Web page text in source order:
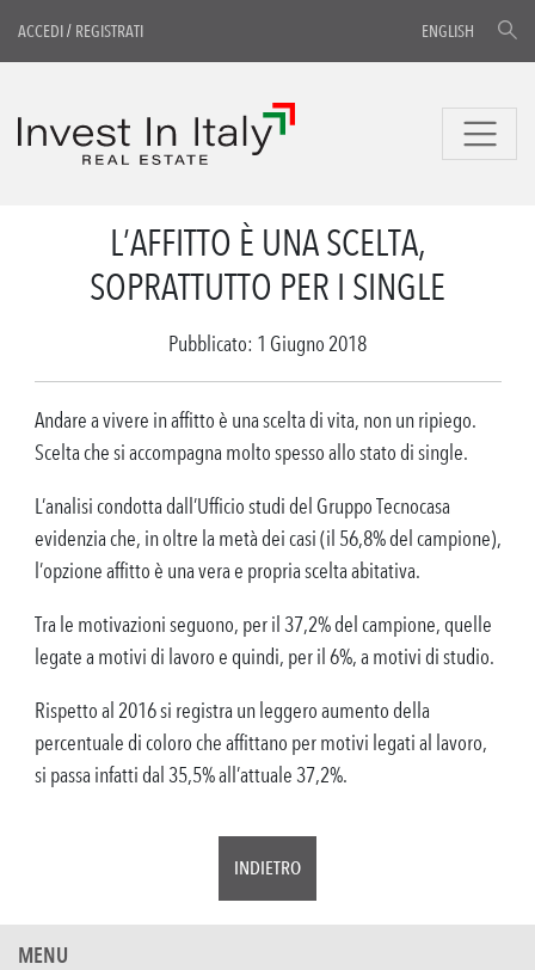
ACCEDI/ REGISTRATI ENGLISH
L’AFFITTO È UNA SCELTA,
SOPRATTUTTO PER I SINGLE
Pubblicato: 1 Giugno 2018
Andare a vivere in affitto è una scelta di vita, non un ripiego.
Scelta che si accompagna molto spesso allo stato di single.
L’analisi condotta dall’Ufficio studi del Gruppo Tecnocasa
evidenzia che, in oltre la metà dei casi (il 56,8% del campione),
l’opzione affitto è una vera e propria scelta abitativa.
Tra le motivazioni seguono, per il 37,2% del campione, quelle
legate a motivi di lavoro e quindi, per il 6%, a motivi di studio.
Rispetto al 2016 si registra un leggero aumento della
percentuale di coloro che affittano per motivi legati al lavoro,
si passa infatti dal 35,5% all’attuale 37,2%.
INDIETRO
MENU